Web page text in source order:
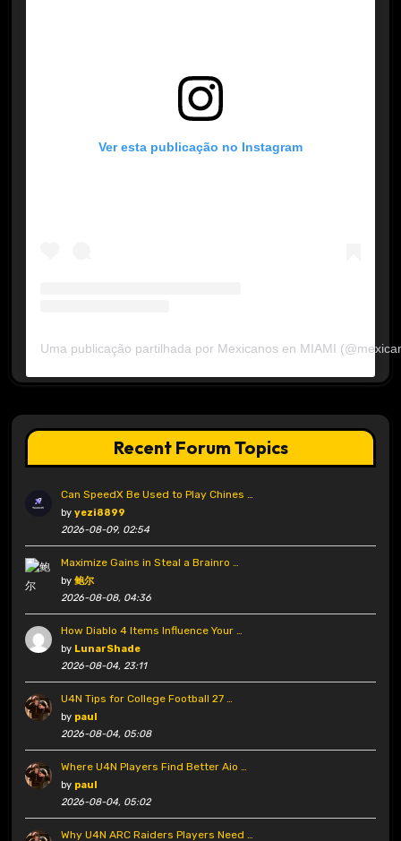
Ver esta publicação no Instagram
Uma publicação partilhada por Mexicanos en MIAMI
Recent Forum Topics
Can SpeedX Be Used to Play Chines …
by yezi8899
2026-08-09, 02:54
Maximize Gains in Steal a Brainro …
by 鲍尔
2026-08-08, 04:36
How Diablo 4 Items Influence Your …
by LunarShade
2026-08-04, 23:11
U4N Tips for College Football 27 …
by paul
2026-08-04, 05:08
Where U4N Players Find Better Aio …
by paul
2026-08-04, 05:02
Why U4N ARC Raiders Players Need …